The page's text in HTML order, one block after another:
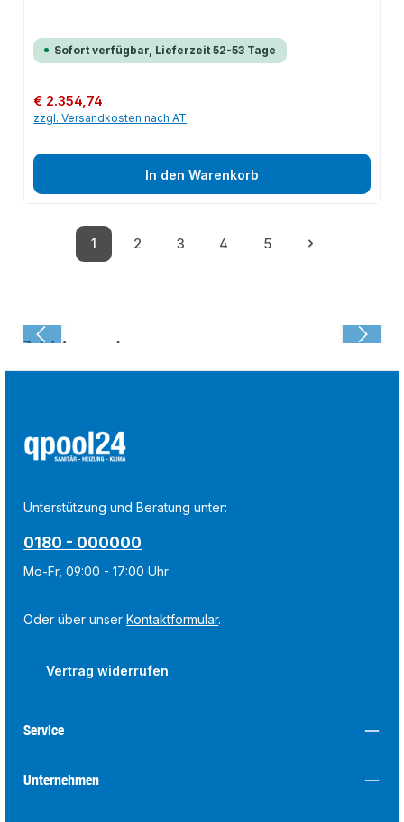
Sofort verfügbar, Lieferzeit 52-53 Tage
Regulärer Preis:
€ 2.354,74
zzgl. Versandkosten nach AT
In den Warenkorb
Seite
1
Seite
2
Seite
3
Seite
4
Seite
5
Zuletzt angesehen:
Unterstützung und Beratung unter:
0180 - 000000
Mo-Fr, 09:00 - 17:00 Uhr
Oder über unserKontaktformular.
Vertrag widerrufen
Service
Unternehmen